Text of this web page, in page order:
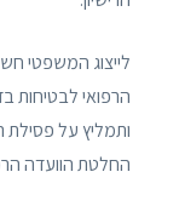
לייצוג המשפטי
הרפואי לבטיחות
ותמליץ על פסילת
החלטת הוועדה